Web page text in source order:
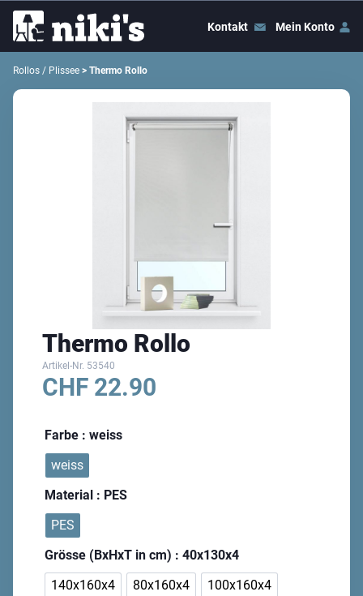
Kontakt Mein Konto
Rollos / Plissee > Thermo Rollo
Thermo Rollo
Artikel-Nr. 53540
CHF 22.90
Farbe : weiss
weiss
Material : PES
PES
Grösse (BxHxT in cm) : 40x130x4
140x160x4
80x160x4
100x160x4